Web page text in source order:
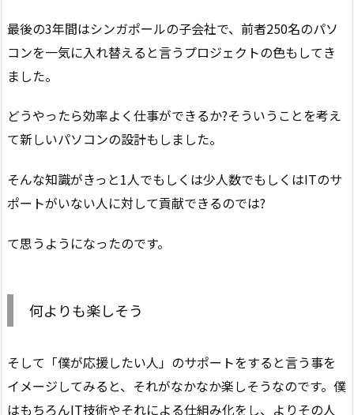
最後の3年間はシンガポールの子会社で、前者250名のパソ
コンを一気に入れ替えると言うプロジェクトの色もしてき
ました。
どうやったら効率よく仕事ができるか?そういうことを考え
て新しいパソコンの設計もしました。
そんな知識がきっと1人でもしくは少人数でもしくはITのサ
ポートがいない人に対して貢献できるのでは?
て思うようになったのです。
何よりも楽しそう
そして「僕が応援したい人」のサポートをすると言う事を
イメージしてみると、それがなかなか楽しそうなのです。僕
はもちろんIT技術やそれによる仕組み化をし、よりその人